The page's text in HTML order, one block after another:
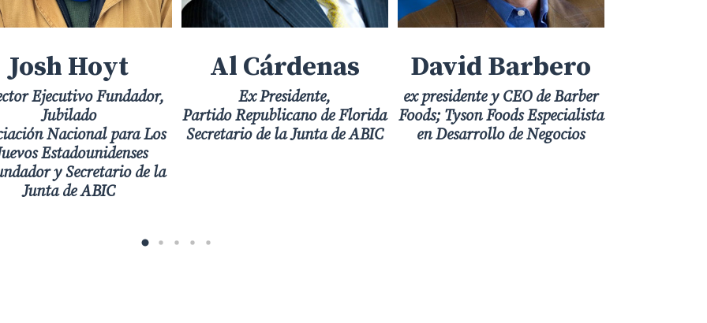
Josh Hoyt
Ejecutivo Fundador,
Jubilado
Nacional para Los
Estadounidenses
y Secretario de la
Junta de ABIC
Al Cárdenas
Ex Presidente,
Partido Republicano de Florida
Secretario de la Junta de ABIC
David Barbero
ex presidente y CEO de Barber
Foods; Tyson Foods Especialista
en Desarrollo de Negocios